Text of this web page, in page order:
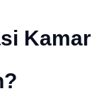
Kamar